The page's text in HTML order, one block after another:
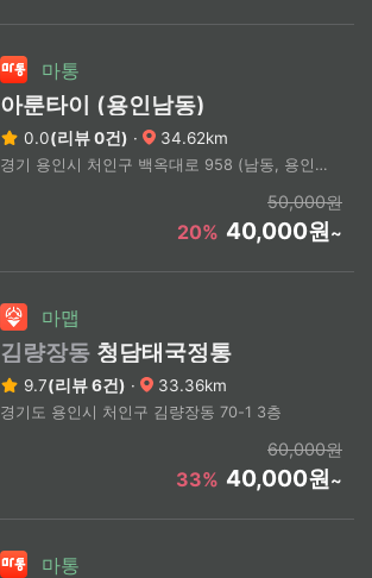
마통
아룬타이 (용인남동)
0.0(리뷰 0건) · 34.62km
경기 용인시 처인구 백옥대로 958 (남동, 용인종합자동차매매단지)
50,000원
20% 40,000원~
마맵
김량장동 청담태국정통
9.7(리뷰 6건) · 33.36km
경기도 용인시 처인구 김량장동 70-1 3층
60,000원
33% 40,000원~
마통